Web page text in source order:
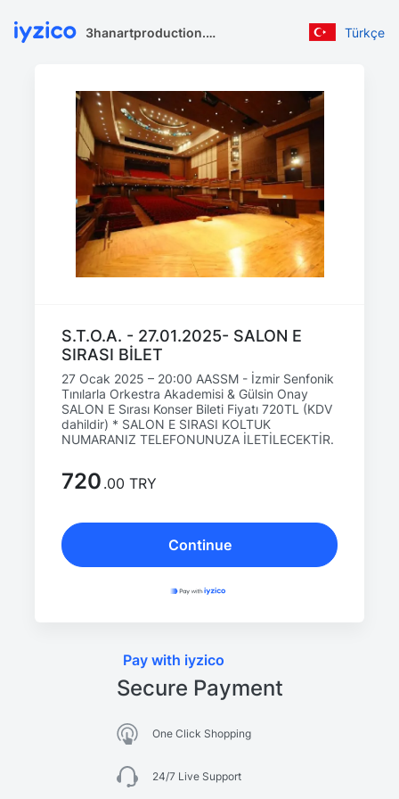
3hanartproduction.com Türkçe
S.T.O.A. - 27.01.2025- SALON E
SIRASI BİLET
27 Ocak 2025 – 20:00 AASSM - İzmir Senfonik
Tınılarla Orkestra Akademisi & Gülsin Onay
SALON E Sırası Konser Bileti Fiyatı 720TL (KDV
dahildir) * SALON E SIRASI KOLTUK
NUMARANIZ TELEFONUNUZA İLETİLECEKTİR.
720 .00 TRY
Continue
Pay with iyzico
Secure Payment
One Click Shopping
24/7 Live Support